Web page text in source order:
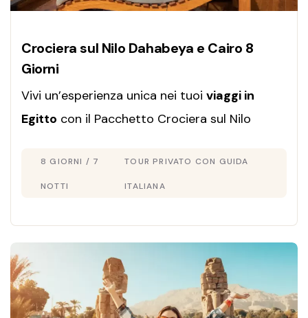
Crociera sul Nilo Dahabeya e Cairo 8
Giorni
Vivi un’esperienza unica nei tuoi viaggi in
Egitto con il Pacchetto Crociera sul Nilo
guida italiana, soggiorno di lusso e itinerario
personalizzato secondo le tue esigenze.
8 GIORNI / 7
NOTTI
TOUR PRIVATO CON GUIDA
ITALIANA